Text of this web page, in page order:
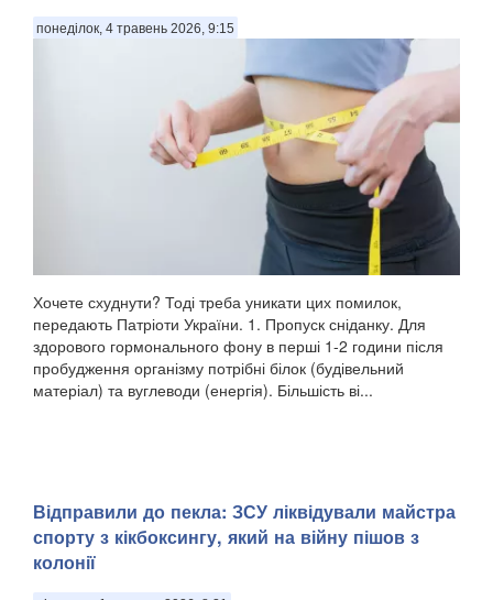
понеділок, 4 травень 2026, 9:15
Хочете схуднути? Тоді треба уникати цих помилок,
передають Патріоти України. 1. Пропуск сніданку. Для
здорового гормонального фону в перші 1-2 години після
пробудження організму потрібні білок (будівельний
матеріал) та вуглеводи (енергія). Більшість ві...
Відправили до пекла: ЗСУ ліквідували майстра
спорту з кікбоксингу, який на війну пішов з
колонії